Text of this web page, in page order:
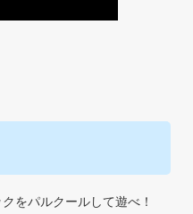
をパルクールして遊べ！